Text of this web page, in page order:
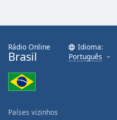
Rádio Online
Brasil
Idioma:
Português
Países vizinhos